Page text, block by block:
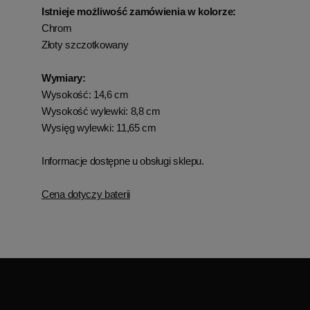
Istnieje możliwość zamówienia w kolorze:
Chrom
Złoty szczotkowany
Wymiary:
Wysokość: 14,6 cm
Wysokość wylewki: 8,8 cm
Wysięg wylewki: 11,65 cm
Informacje dostępne u obsługi sklepu.
Cena dotyczy baterii